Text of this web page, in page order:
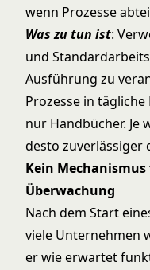
wenn Prozesse
Was zu tun ist:
und
Ausführung zu
Prozesse in
nur Handbücher. Je
desto zuverlässiger
Kein
Überwachung
Nach dem Start
viele Unternehmen
er wie erwartet